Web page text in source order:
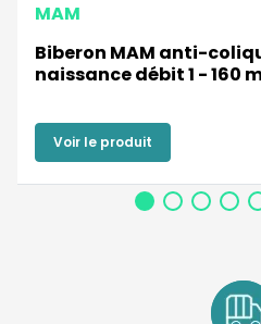
MAM
Biberon MAM anti-
naissance débit 1 - 160
Voir le produit